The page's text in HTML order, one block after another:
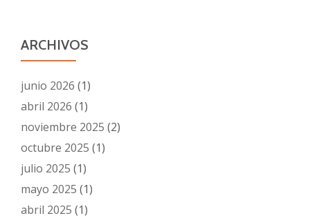
ARCHIVOS
junio 2026 (1)
abril 2026 (1)
noviembre 2025 (2)
octubre 2025 (1)
julio 2025 (1)
mayo 2025 (1)
abril 2025 (1)